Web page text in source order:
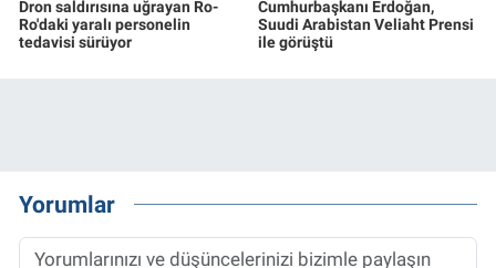
Dron saldırısına uğrayan Ro-
Ro'daki yaralı personelin
tedavisi sürüyor
Cumhurbaşkanı Erdoğan,
Suudi Arabistan Veliaht Prensi
ile görüştü
Yorumlar